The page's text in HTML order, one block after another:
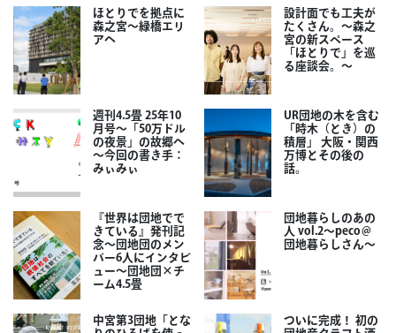
ほとりでを拠点に
森之宮～緑橋エリ
アへ
設計面でも工夫が
たくさん。～森之
宮の新スペース
「ほとりで」を巡
る座談会。～
週刊4.5畳 25年10
月号～「50万ドル
の夜景」の故郷へ
～今回の書き手：
みぃみぃ
UR団地の木を含む
「時木（とき）の
積層」 大阪・関西
万博とその後の
話。
『世界は団地でで
きている』発刊記
念～団地団のメン
バー6人にインタビ
ュー～団地団×チ
ーム4.5畳
団地暮らしのあの
人 vol.2～peco＠
団地暮らしさん～
中宮第3団地「とな
ついに完成！ 初の